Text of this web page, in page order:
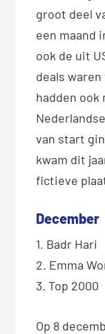
groot deel
een maand
ook de uit
deals
hadden
Nederlandse
van start
kwam dit
fictieve
December
1. Badr Hari
2. Emma
3. Top 2000
Op 8